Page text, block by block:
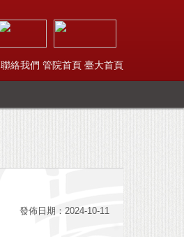
聯絡我們 管院首頁 臺大首頁
發佈日期：2024-10-11